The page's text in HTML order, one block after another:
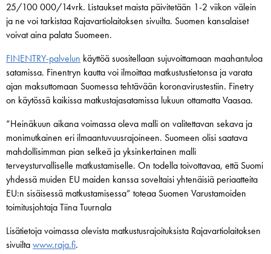
25/100 000/14vrk. Listaukset maista päivitetään 1-2 viikon välein
ja ne voi tarkistaa Rajavartiolaitoksen sivuilta. Suomen kansalaiset
voivat aina palata Suomeen.
FINENTRY-palvelun käyttöä suositellaan sujuvoittamaan maahantuloa
satamissa. Finentryn kautta voi ilmoittaa matkustustietonsa ja varata
ajan maksuttomaan Suomessa tehtävään koronavirustestiin. Finetry
on käytössä kaikissa matkustajasatamissa lukuun ottamatta Vaasaa.
”Heinäkuun aikana voimassa oleva malli on valitettavan sekava ja
monimutkainen eri ilmaantuvuusrajoineen. Suomeen olisi saatava
mahdollisimman pian selkeä ja yksinkertainen malli
terveysturvalliselle matkustamiselle. On todella toivottavaa, että Suomi
yhdessä muiden EU maiden kanssa soveltaisi yhtenäisiä periaatteita
EU:n sisäisessä matkustamisessa” toteaa Suomen Varustamoiden
toimitusjohtaja Tiina Tuurnala
Lisätietoja voimassa olevista matkustusrajoituksista Rajavartiolaitoksen
sivuiltawww.raja.fi.